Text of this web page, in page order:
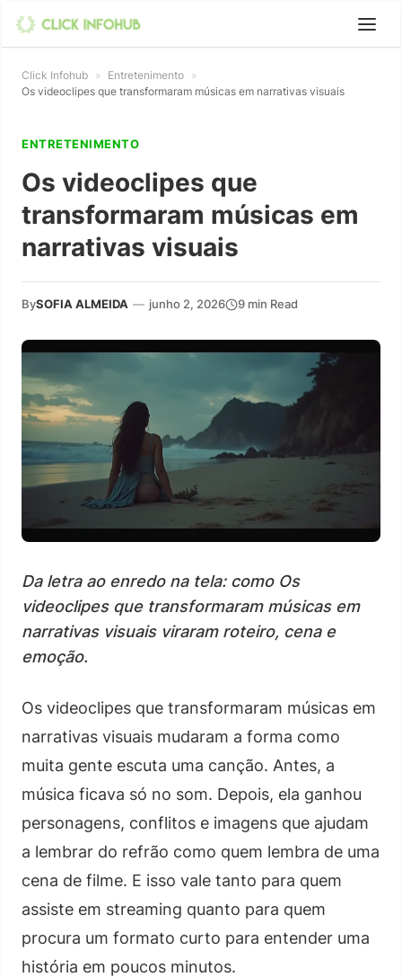
Click Infohub » Entretenimento »
Os videoclipes que transformaram músicas em narrativas visuais
ENTRETENIMENTO
Os videoclipes que
transformaram músicas em
narrativas visuais
BySOFIA ALMEIDA — junho 2, 2026 9 min Read
Da letra ao enredo na tela: como Os
videoclipes que transformaram músicas em
narrativas visuais viraram roteiro, cena e
emoção.
Os videoclipes que transformaram músicas em
narrativas visuais mudaram a forma como
muita gente escuta uma canção. Antes, a
música ficava só no som. Depois, ela ganhou
personagens, conflitos e imagens que ajudam
a lembrar do refrão como quem lembra de uma
cena de filme. E isso vale tanto para quem
assiste em streaming quanto para quem
procura um formato curto para entender uma
história em poucos minutos.